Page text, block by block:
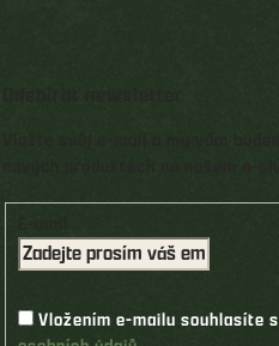
Vložením e-mailu souhlasíte s